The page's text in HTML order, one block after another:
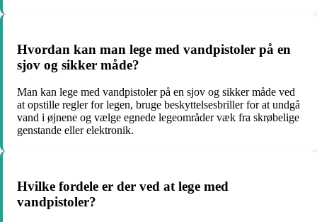
Hvordan kan man lege med vandpistoler på en
sjov og sikker måde?
Man kan lege med vandpistoler på en sjov og sikker måde ved
at opstille regler for legen, bruge beskyttelsesbriller for at undgå
vand i øjnene og vælge egnede legeområder væk fra skrøbelige
genstande eller elektronik.
Hvilke fordele er der ved at lege med
vandpistoler?